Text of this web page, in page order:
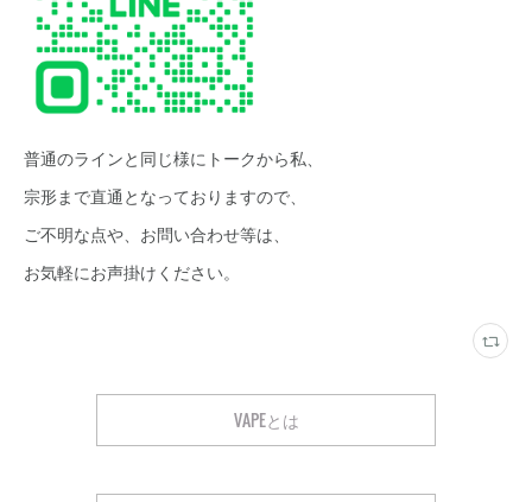
普通のラインと同じ様にトークから私、
宗形まで直通となっておりますので、
ご不明な点や、お問い合わせ等は、
お気軽にお声掛けください。
VAPEとは